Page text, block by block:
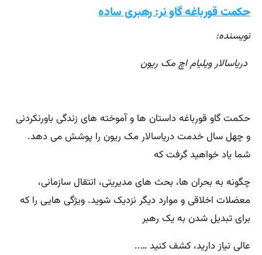
حکمت قورباغه گاو نر: رهبری ساده
نویسنده:
دریاسالار ویلیام اچ مک ریون
حکمت گاو قورباغه داستان ها و آموخته های زندگی باورنکردنی
و چهل سال خدمت دریاسالار مک ریون را پوشش می دهد.
شما یاد خواهید گرفت که
چگونه به بحران ها، بحث های مدیریتی، انتقال سازمانی،
معضلات اخلاقی و موارد دیگر نزدیک شوید. ویژگی هایی را که
برای تبدیل شدن به یک رهبر
عالی نیاز دارید، کشف کنید …..